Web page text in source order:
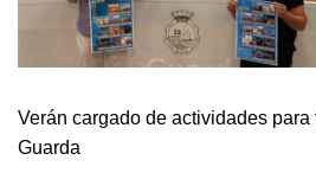
Verán cargado de actividades
Guarda